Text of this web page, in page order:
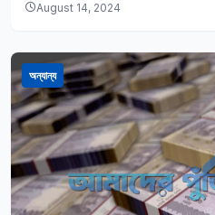
August 14, 2024
অন্যান্য